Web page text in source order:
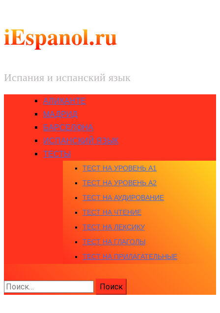
iEspanol.ru
Испания и испанский язык
АЛИКАНТЕ
МАДРИД
БАРСЕЛОНА
ИСПАНСКИЙ ЯЗЫК
ТЕСТЫ
ТЕСТ НА УРОВЕНЬ A1
ТЕСТ НА УРОВЕНЬ A2
ТЕСТ НА АУДИРОВАНИЕ
ТЕСТ НА ЧТЕНИЕ
ТЕСТ НА ЛЕКСИКУ
ТЕСТ НА ГЛАГОЛЫ
ТЕСТ НА ПРИЛАГАТЕЛЬНЫЕ
Найти: